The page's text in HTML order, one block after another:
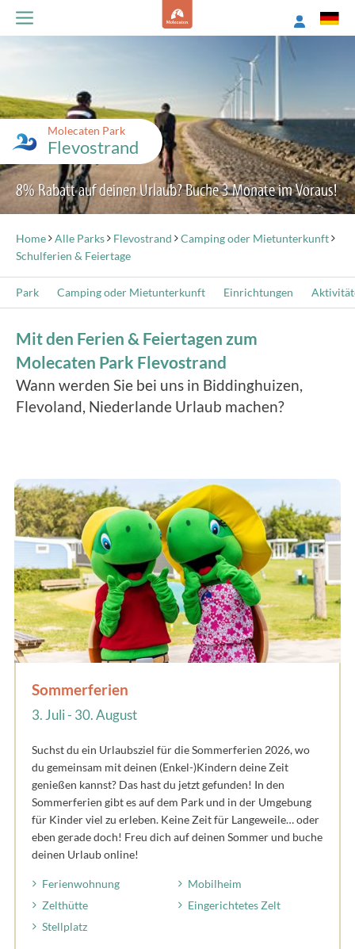
Molecaten Park
Flevostrand
8% Rabatt auf deinen Urlaub? Buche 3 Monate im Voraus!
Home Alle Parks Flevostrand
Camping oder Mietunterkunft
Schulferien & Feiertage
Park Camping oder Mietunterkunft Einrichtungen
Mit den Ferien & Feiertagen zum
Molecaten Park Flevostrand
Wann werden Sie bei uns in Biddinghuizen,
Flevoland, Niederlande Urlaub machen?
Sommerferien
3. Juli - 30. August
Suchst du ein Urlaubsziel für die Sommerferien 2026, wo
du gemeinsam mit deinen (Enkel-)Kindern deine Zeit
genießen kannst? Das hast du jetzt gefunden! In den
Sommerferien gibt es auf dem Park und in der Umgebung
für Kinder viel zu erleben. Keine Zeit für Langeweile… oder
eben gerade doch! Freu dich auf deinen Sommer und buche
deinen Urlaub online!
Ferienwohnung
Mobilheim
Zelthütte
Eingerichtetes Zelt
Stellplatz